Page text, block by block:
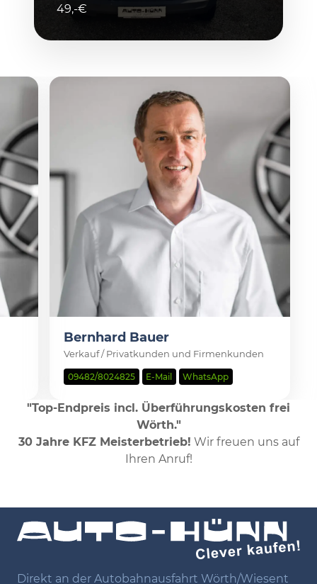
49,-€
Bernhard Bauer
Verkauf / Privatkunden und Firmenkunden
09482/8024825 E-Mail WhatsApp
"Top-Endpreis incl. Überführungskosten frei
Wörth."
30 Jahre KFZ Meisterbetrieb! Wir freuen uns auf
Ihren Anruf!
Direkt an der Autobahnausfahrt Wörth/Wiesent